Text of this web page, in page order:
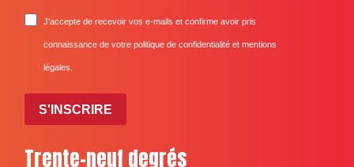
J'accepte de recevoir vos e-mails et confirme avoir pris
connaissance de votre politique de confidentialité et mentions
légales.
S'INSCRIRE
Trente-neuf degrés